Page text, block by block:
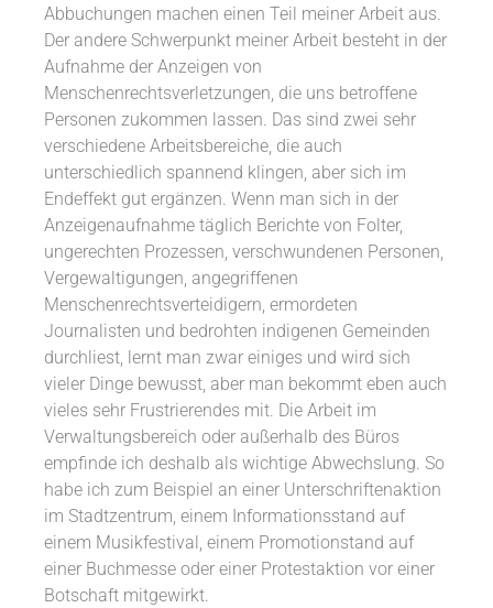
Abbuchungen machen einen Teil meiner Arbeit aus.
Der andere Schwerpunkt meiner Arbeit besteht in der
Aufnahme der Anzeigen von
Menschenrechtsverletzungen, die uns betroffene
Personen zukommen lassen. Das sind zwei sehr
verschiedene Arbeitsbereiche, die auch
unterschiedlich spannend klingen, aber sich im
Endeffekt gut ergänzen. Wenn man sich in der
Anzeigenaufnahme täglich Berichte von Folter,
ungerechten Prozessen, verschwundenen Personen,
Vergewaltigungen, angegriffenen
Menschenrechtsverteidigern, ermordeten
Journalisten und bedrohten indigenen Gemeinden
durchliest, lernt man zwar einiges und wird sich
vieler Dinge bewusst, aber man bekommt eben auch
vieles sehr Frustrierendes mit. Die Arbeit im
Verwaltungsbereich oder außerhalb des Büros
empfinde ich deshalb als wichtige Abwechslung. So
habe ich zum Beispiel an einer Unterschriftenaktion
im Stadtzentrum, einem Informationsstand auf
einem Musikfestival, einem Promotionstand auf
einer Buchmesse oder einer Protestaktion vor einer
Botschaft mitgewirkt.